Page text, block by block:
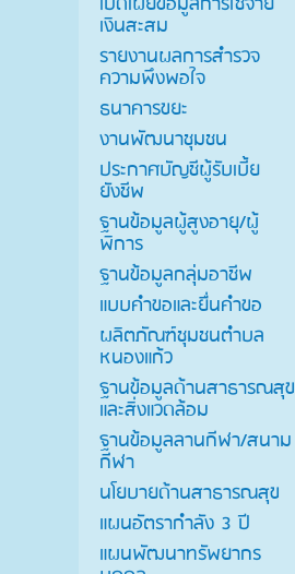
เงินสะสม
รายงานผลการสำรวจ
ความพึงพอใจ
ธนาคารขยะ
งานพัฒนาชุมชน
ประกาศบัญชีผู้รับเบี้ย
ยังชีพ
ฐานข้อมูลผู้สูงอายุ/ผู้
พิการ
ฐานข้อมูลกลุ่มอาชีพ
แบบคำขอและยื่นคำขอ
ผลิตภัณฑ์ชุมชนตำบล
หนองแก้ว
ฐานข้อมูลด้านสาธารณสุข
และสิ่งแวดล้อม
ฐานข้อมูลลานกีฬา/สนาม
กีฬา
นโยบายด้านสาธารณสุข
แผนอัตรากำลัง 3 ปี
แผนพัฒนาทรัพยากร